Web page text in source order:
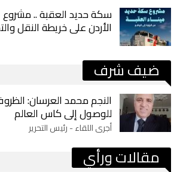
سكة حديد العقبة ..
الأردن على خريطة النقل
ضيف شرف
النجم محمد العرسان:
للوصول إلى كاس العالم
أجرى اللقاء - رئيس التحرير
مقالات ورأي